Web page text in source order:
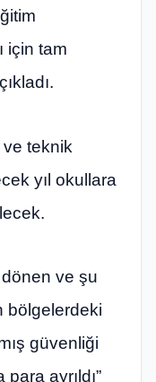
için tam
ve teknik
yıl okullara
ve şu
bölgelerdeki
güvenliği
ayrıldı”